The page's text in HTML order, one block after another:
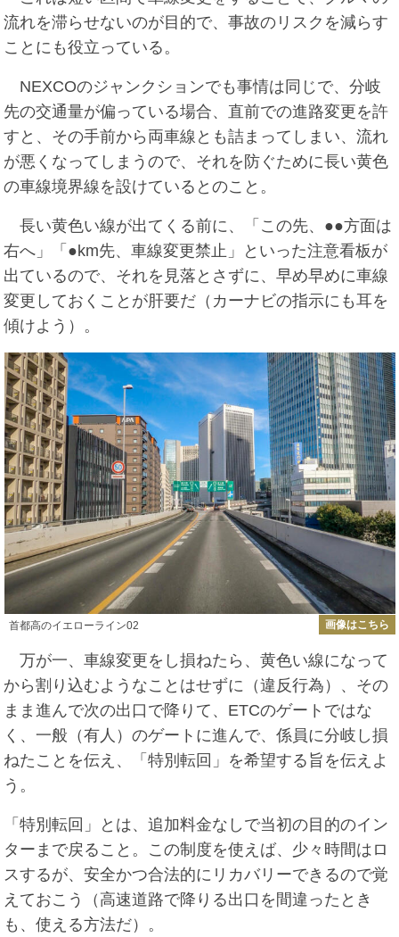
流れを滞らせないのが目的で、事故のリスクを減らす
ことにも役立っている。
NEXCOのジャンクションでも事情は同じで、分岐
先の交通量が偏っている場合、直前での進路変更を許
すと、その手前から両車線とも詰まってしまい、流れ
が悪くなってしまうので、それを防ぐために長い黄色
の車線境界線を設けているとのこと。
長い黄色い線が出てくる前に、「この先、●●方面は
右へ」「●km先、車線変更禁止」といった注意看板が
出ているので、それを見落とさずに、早め早めに車線
変更しておくことが肝要だ（カーナビの指示にも耳を
傾けよう）。
首都高のイエローライン02 画像はこちら
万が一、車線変更をし損ねたら、黄色い線になって
から割り込むようなことはせずに（違反行為）、その
まま進んで次の出口で降りて、ETCのゲートではな
く、一般（有人）のゲートに進んで、係員に分岐し損
ねたことを伝え、「特別転回」を希望する旨を伝えよ
う。
「特別転回」とは、追加料金なしで当初の目的のイン
ターまで戻ること。この制度を使えば、少々時間はロ
スするが、安全かつ合法的にリカバリーできるので覚
えておこう（高速道路で降りる出口を間違ったとき
も、使える方法だ）。